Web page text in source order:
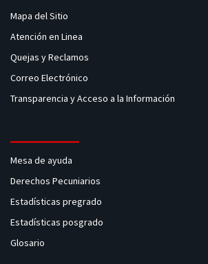
Mapa del Sitio
Atención en Linea
Quejas y Reclamos
Correo Electrónico
Transparencia y Acceso a la Información
Mesa de ayuda
Derechos Pecuniarios
Estadísticas pregrado
Estadísticas posgrado
Glosario